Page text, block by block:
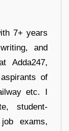
7+ years
and
Adda247,
of
etc. I
student-
exams,